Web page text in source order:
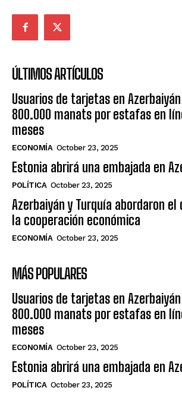
ÚLTIMOS ARTÍCULOS
Usuarios de tarjetas en
800.000 manats por estafas en
meses
ECONOMÍA October 23, 2025
Estonia abrirá una embajada en
POLÍTICA October 23, 2025
Azerbaiyán y Turquía abordaron
la cooperación económica
ECONOMÍA October 23, 2025
MÁS POPULARES
Usuarios de tarjetas en
800.000 manats por estafas en
meses
ECONOMÍA October 23, 2025
Estonia abrirá una embajada en
POLÍTICA October 23, 2025